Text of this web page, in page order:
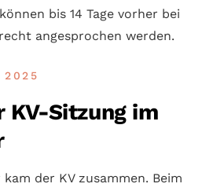
bis 14 Tage vorher bei
ange­sprochen werden.
2025
KV-Sitzung im
der KV zusammen. Beim